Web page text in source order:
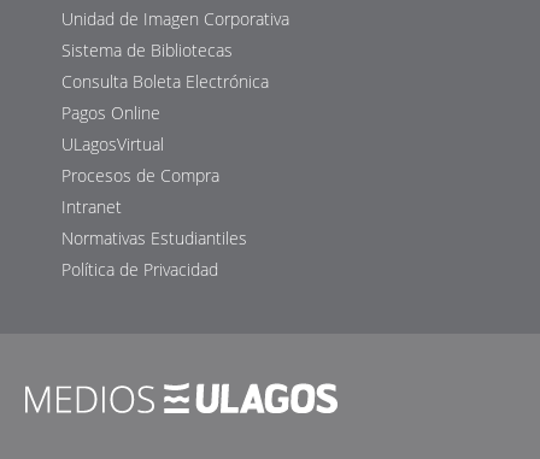
Unidad de Imagen Corporativa
Sistema de Bibliotecas
Consulta Boleta Electrónica
Pagos Online
ULagosVirtual
Procesos de Compra
Intranet
Normativas Estudiantiles
Política de Privacidad